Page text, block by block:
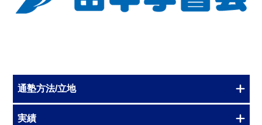
通塾方法/立地
実績